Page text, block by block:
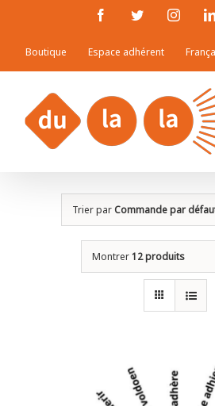
contenu
FacebookTwitter
Boutique Espace adhérent
Trier parCommande par
Montrer12 produits